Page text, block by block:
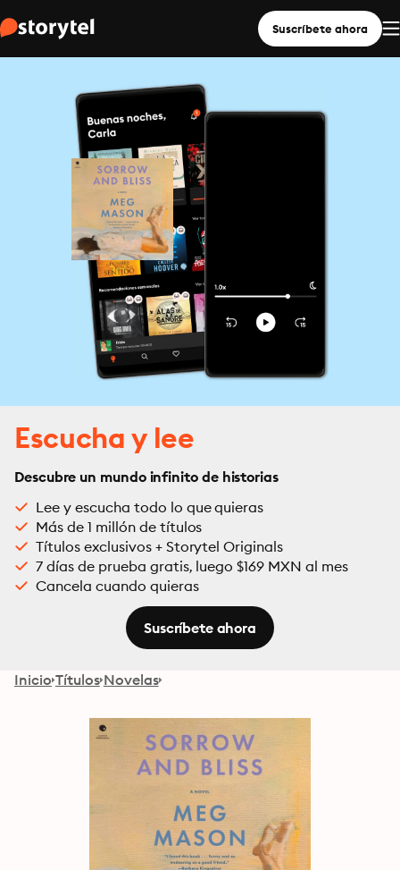
Suscríbete ahora
Escucha y lee
Descubre un mundo infinito de historias
Lee y escucha todo lo que quieras
Más de 1 millón de títulos
Títulos exclusivos + Storytel Originals
7 días de prueba gratis, luego $169 MXN al mes
Cancela cuando quieras
Suscríbete ahora
Inicio Títulos Novelas